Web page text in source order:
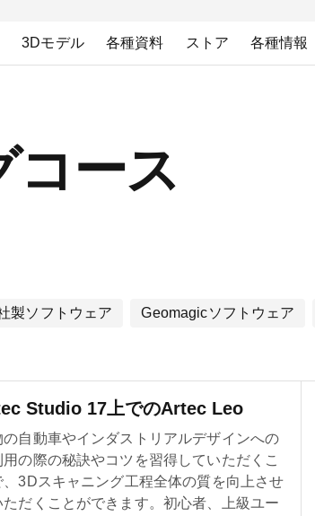
3Dモデル 各種資料 ストア 各種情報
コース
製ソフトウェア Geomagicソフトウェア
Studio 17上でのArtec Leo
の自動車やインダストリアルデザインへの
用の際の秘訣やコツを習得していただくこ
、3Dスキャニング工程全体の質を向上させ
ただくことができます。初心者、上級ユー